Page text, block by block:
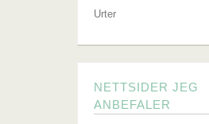
Urter
NETTSIDER JEG
ANBEFALER